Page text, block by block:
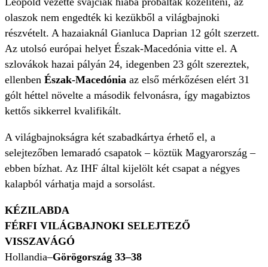
olaszok nem engedték ki kezükből a világbajnoki
részvételt. A hazaiaknál Gianluca Daprian 12 gólt szerzett.
Az utolsó európai helyet Észak-Macedónia vitte el. A
szlovákok hazai pályán 24, idegenben 23 gólt szereztek,
ellenben Észak-Macedónia az első mérkőzésen elért 31
gólt héttel növelte a második felvonásra, így magabiztos
kettős sikkerrel kvalifikált.
A világbajnokságra két szabadkártya érhető el, a
selejtezőben lemaradó csapatok – köztük Magyarország –
ebben bízhat. Az IHF által kijelölt két csapat a négyes
kalapból várhatja majd a sorsolást.
KÉZILABDA
FÉRFI VILÁGBAJNOKI SELEJTEZŐ
VISSZAVÁGÓ
Hollandia–Görögország 33–38